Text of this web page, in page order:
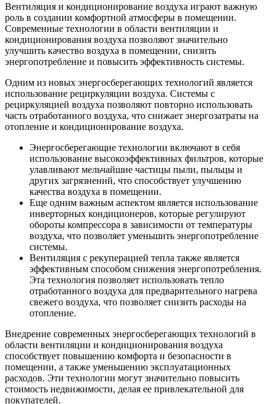
Вентиляция и кондиционирование воздуха играют важную
роль в создании комфортной атмосферы в помещении.
Современные технологии в области вентиляции и
кондиционирования воздуха позволяют значительно
улучшить качество воздуха в помещении, снизить
энергопотребление и повысить эффективность системы.
Одним из новых энергосберегающих технологий является
использование рециркуляции воздуха. Системы с
рециркуляцией воздуха позволяют повторно использовать
часть отработанного воздуха, что снижает энергозатраты на
отопление и кондиционирование воздуха.
Энергосберегающие технологии включают в себя
использование высокоэффективных фильтров, которые
улавливают мельчайшие частицы пыли, пыльцы и
других загрязнений, что способствует улучшению
качества воздуха в помещении.
Еще одним важным аспектом является использование
инверторных кондиционеров, которые регулируют
обороты компрессора в зависимости от температуры
воздуха, что позволяет уменьшить энергопотребление
системы.
Вентиляция с рекуперацией тепла также является
эффективным способом снижения энергопотребления.
Эта технология позволяет использовать тепло
отработанного воздуха для предварительного нагрева
свежего воздуха, что позволяет снизить расходы на
отопление.
Внедрение современных энергосберегающих технологий в
области вентиляции и кондиционирования воздуха
способствует повышению комфорта и безопасности в
помещении, а также уменьшению эксплуатационных
расходов. Эти технологии могут значительно повысить
стоимость недвижимости, делая ее привлекательной для
покупателей.